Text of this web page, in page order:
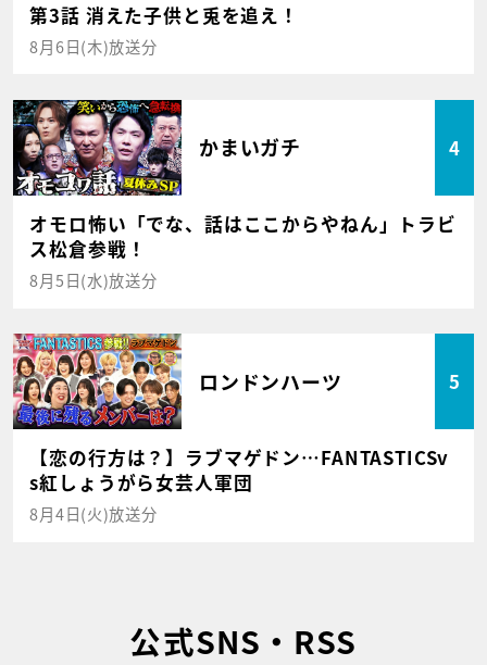
第3話 消えた子供と兎を追え！
8月6日(木)放送分
かまいガチ 4
オモロ怖い「でな、話はここからやねん」トラビ
ス松倉参戦！
8月5日(水)放送分
ロンドンハーツ 5
【恋の行方は？】ラブマゲドン…FANTASTICSv
s紅しょうがら女芸人軍団
8月4日(火)放送分
公式SNS・RSS